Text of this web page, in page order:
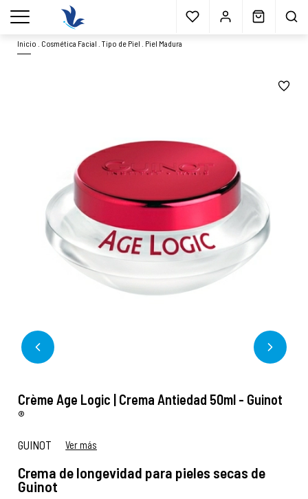
Envío gratisa partir 40€* Muestras gratis Blog
menu
Inicio Cosmética Facial .Tipo de Piel Piel Madura
Crème Age Logic | Crema Antiedad 50ml - Guinot
®
GUINOT Ver más
Crema de longevidad para pieles secas de
Guinot